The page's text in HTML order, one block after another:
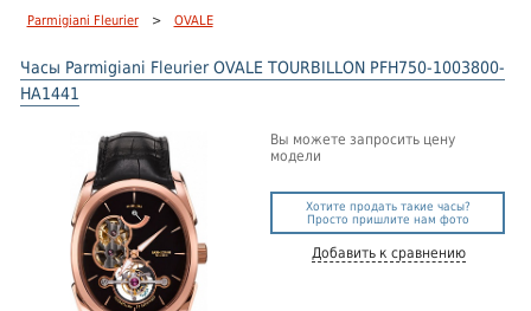
Parmigiani Fleurier > OVALE
Часы Parmigiani Fleurier OVALE TOURBILLON PFH750-1003800-
HA1441
Вы можете запросить цену
модели
Хотите продать такие часы?
Просто пришлите нам фото
Добавить к сравнению